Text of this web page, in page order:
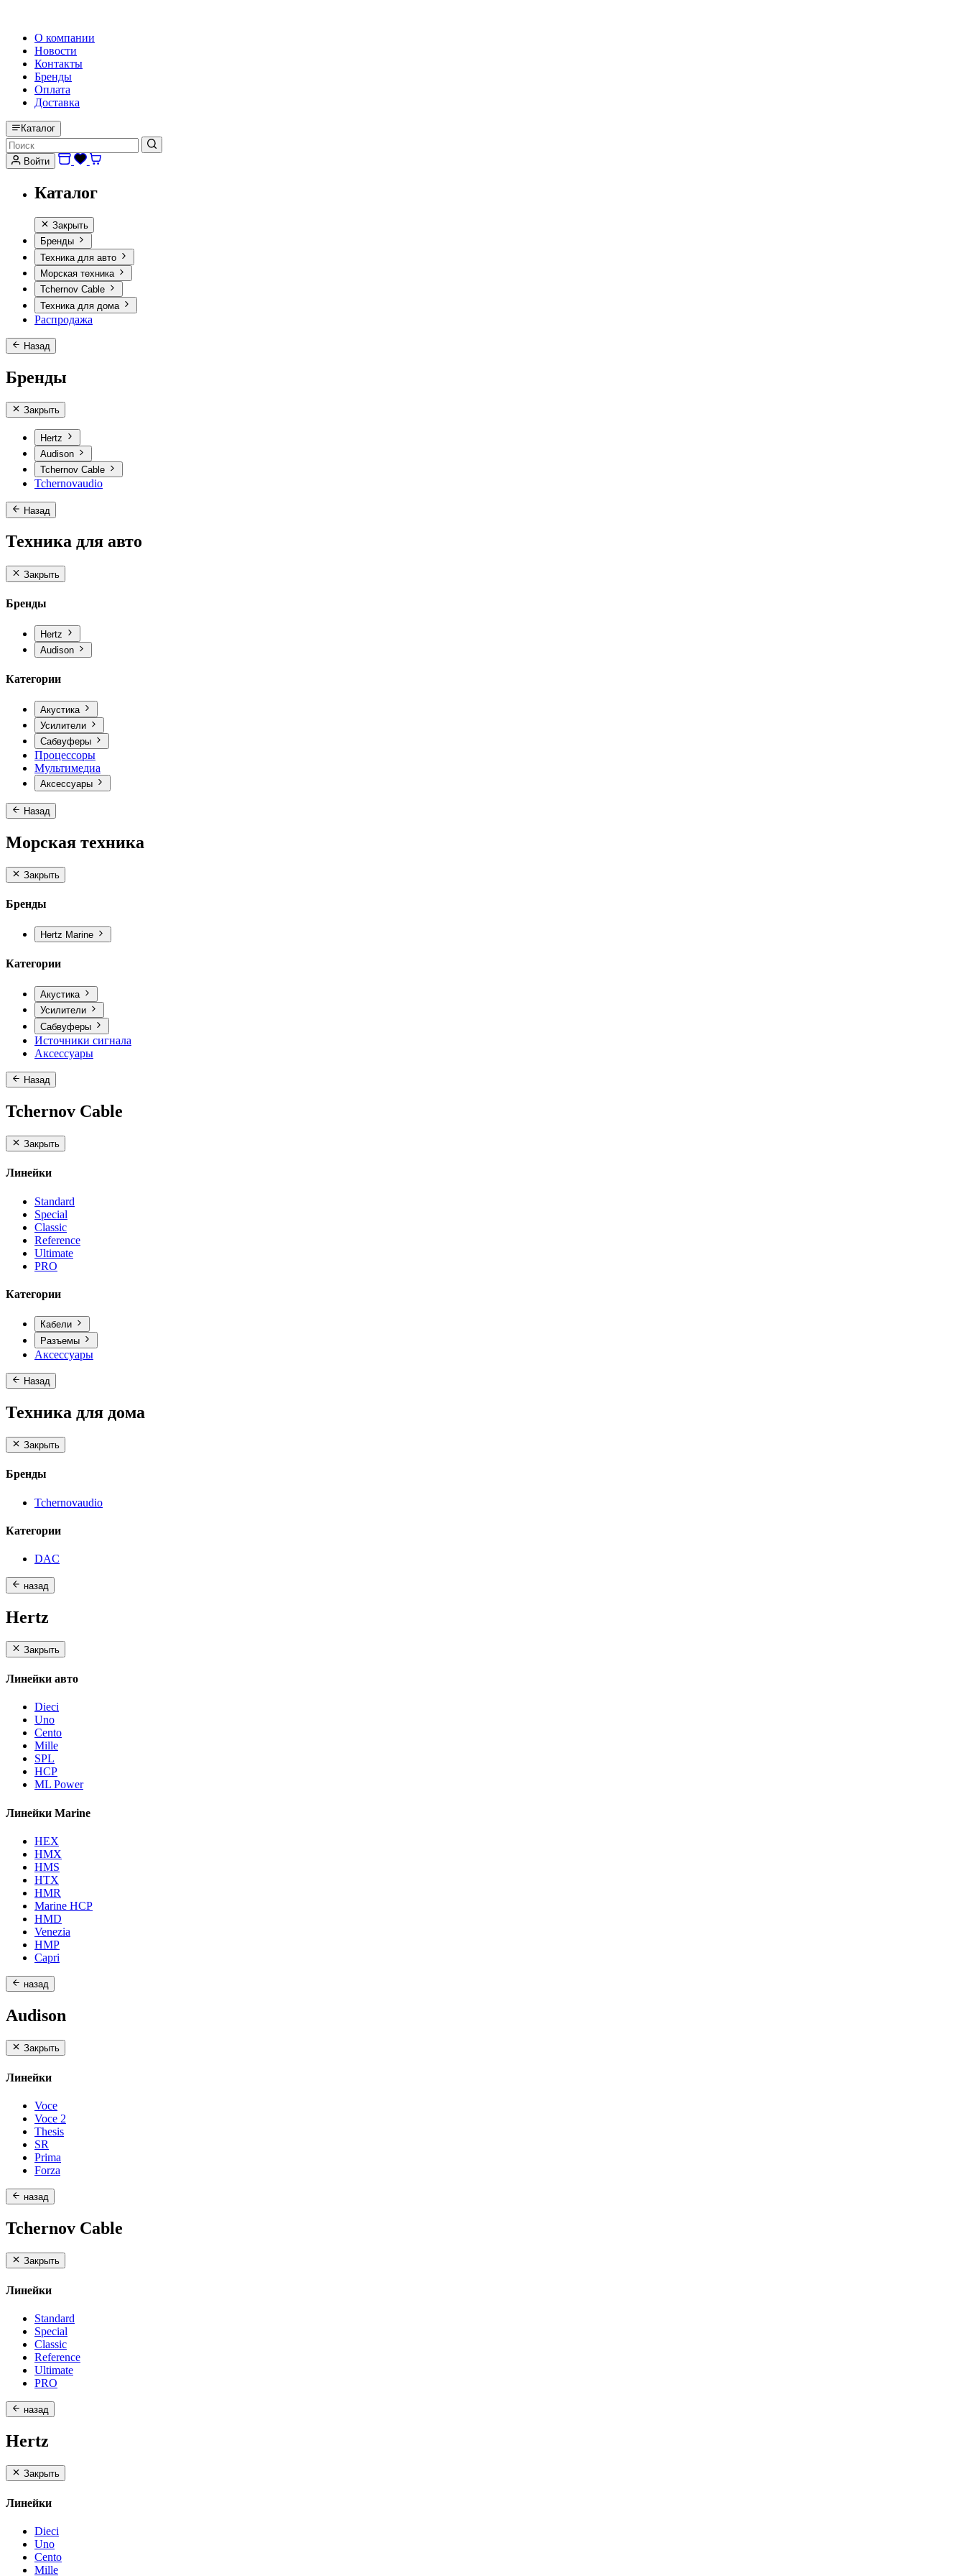
О компании
Новости
Контакты
Бренды
Оплата
Доставка
Каталог
Войти
Каталог
Закрыть
Бренды
Техника для авто
Морская техника
Tchernov Cable
Техника для дома
Распродажа
Назад
Бренды
Закрыть
Hertz
Audison
Tchernov Cable
Tchernovaudio
Назад
Техника для авто
Закрыть
Бренды
Hertz
Audison
Категории
Акустика
Усилители
Сабвуферы
Процессоры
Мультимедиа
Аксессуары
Назад
Морская техника
Закрыть
Бренды
Hertz Marine
Категории
Акустика
Усилители
Сабвуферы
Источники сигнала
Аксессуары
Назад
Tchernov Cable
Закрыть
Линейки
Standard
Special
Classic
Reference
Ultimate
PRO
Категории
Кабели
Разъемы
Аксессуары
Назад
Техника для дома
Закрыть
Бренды
Tchernovaudio
Категории
DAC
назад
Hertz
Закрыть
Линейки авто
Dieci
Uno
Cento
Mille
SPL
HCP
ML Power
Линейки Marine
HEX
HMX
HMS
HTX
HMR
Marine HCP
HMD
Venezia
HMP
Capri
назад
Audison
Закрыть
Линейки
Voce
Voce 2
Thesis
SR
Prima
Forza
назад
Tchernov Cable
Закрыть
Линейки
Standard
Special
Classic
Reference
Ultimate
PRO
назад
Hertz
Закрыть
Линейки
Dieci
Uno
Cento
Mille